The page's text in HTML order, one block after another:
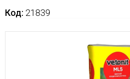
Код: 21839